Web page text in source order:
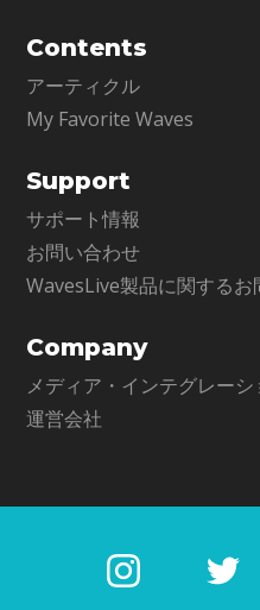
Contents
アーティクル
My Favorite Waves
Support
サポート情報
お問い合わせ
WavesLive製品に関するお
Company
メディア・インテグレーシ
運営会社